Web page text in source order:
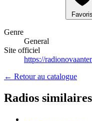
Favoris
Genre
General
Site officiel
https://
← Retour au catalogue
Radios similaires